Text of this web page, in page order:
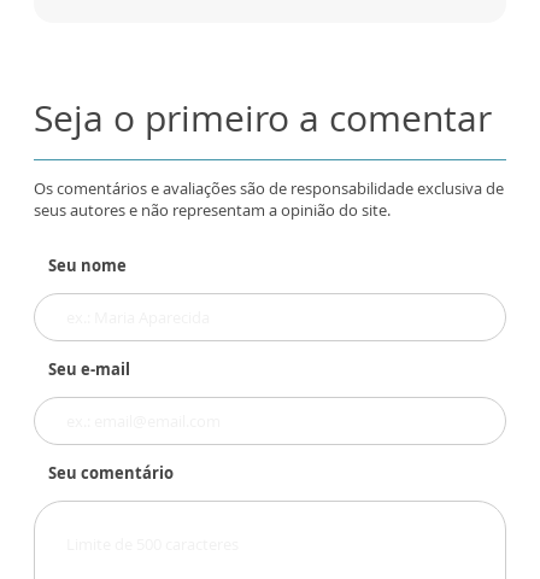
Seja o primeiro a comentar
Os comentários e avaliações são de responsabilidade exclusiva de
seus autores e não representam a opinião do site.
Seu nome
Seu e-mail
Seu comentário